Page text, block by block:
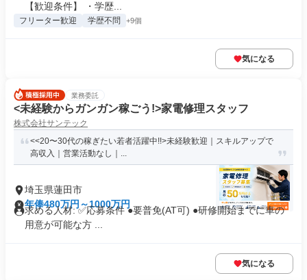
【歓迎条件】 ・学歴...
フリーター歓迎 学歴不問 +9個
気になる
業務委託
<未経験からガンガン稼ごう!>家電修理スタッフ
株式会社サンテック
<<20〜30代の稼ぎたい若者活躍中!!>未経験歓迎｜スキルアップで
高収入｜営業活動なし｜...
埼玉県蓮田市
年俸480万円～1000万円
求める人材: ✅️応募条件 ●要普免(AT可) ●研修開始までに車の
用意が可能な方 ...
気になる